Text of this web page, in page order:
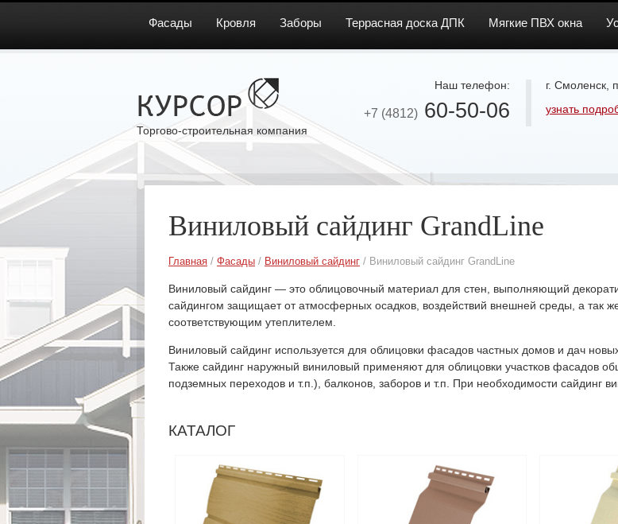
Фасады Кровля Заборы Террасная доска ДПК Мягкие ПВХ окна
Торгово-строительная компания
Наш телефон:
+7 (4812) 60-50-06
г. Смоленск,
узнать
Виниловый сайдинг GrandLine
Главная / Фасады / Виниловый сайдинг / Виниловый сайдинг GrandLine
Виниловый сайдинг — это облицовочный материал для стен, выполняющий
сайдингом защищает от атмосферных осадков, воздействий внешней среды, а так
соответствующим утеплителем.
Виниловый сайдинг используется для облицовки фасадов частных домов и дач
Также сайдинг наружный виниловый применяют для облицовки участков фасадов
подземных переходов и т.п.), балконов, заборов и т.п. При необходимости сайдинг
КАТАЛОГ